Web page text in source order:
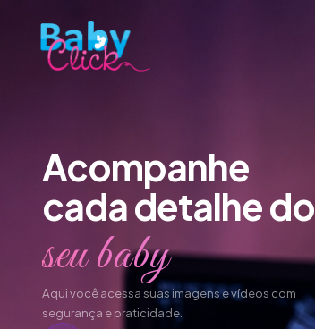
Acompanhe
cada detalhe do
seu baby
Aqui você acessa suas imagens e vídeos com
segurança e praticidade.